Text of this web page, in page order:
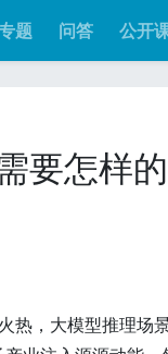
题 问答 公开
要怎样
热，大模型推理场